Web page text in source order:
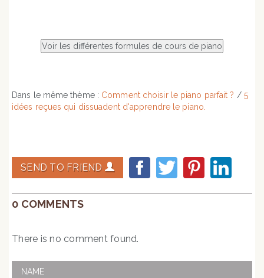
Dans le même thème : Comment choisir le piano parfait ? / 5
idées reçues qui dissuadent d'apprendre le piano.
SEND TO FRIEND
0 COMMENTS
There is no comment found.